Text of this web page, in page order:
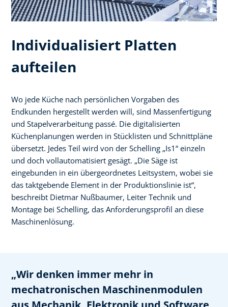
Individualisiert Platten
aufteilen
Wo jede Küche nach persönlichen Vorgaben des
Endkunden hergestellt werden will, sind Massenfertigung
und Stapelverarbeitung passé. Die digitalisierten
Küchenplanungen werden in Stücklisten und Schnittpläne
übersetzt. Jedes Teil wird von der Schelling „Is1“ einzeln
und doch vollautomatisiert gesägt. „Die Säge ist
eingebunden in ein übergeordnetes Leitsystem, wobei sie
das taktgebende Element in der Produktionslinie ist“,
beschreibt Dietmar Nußbaumer, Leiter Technik und
Montage bei Schelling, das Anforderungsprofil an diese
Maschinenlösung.
„Wir denken immer mehr in
mechatronischen Maschinenmodulen